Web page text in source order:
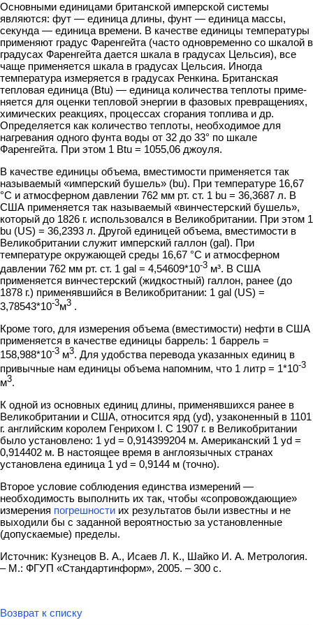
Основными единицами британской имперской системы
являются: фут — единица длины, фунт — единица массы,
секунда — единица времени. В качестве единицы температуры
применяют градус Фаренгейта (часто одновременно со шкалой в
градусах Фаренгейта дается шкала в градусах Цельсия), все
чаще приме­няется шкала в градусах Цельсия. Иногда
температура измеряется в градусах Ренкина. Британская
тепловая единица (Btu) — единица количества теплоты приме­
няется для оценки тепловой энергии в фазовых превращениях,
химических реак­циях, процессах сгорания топлива и др.
Определяется как количество теплоты, необходимое для
нагревания одного фунта воды от 32 до 33° по шкале
Фаренгейта. При этом 1 Btu = 1055,06 джоуля.
В качестве единицы объема, вместимости применяется так
называемый «имперский бушель» (bu). При температуре 16,67
°С и атмосферном давлении 762 мм рт. ст. 1 bu = 36,3687 л. В
США применяется так называемый «винчестер­ский бушель»,
который до 1826 г. использовался в Великобритании. При этом 1
bu (US) = 36,2393 л. Другой единицей объема, вместимости в
Великобритании служит имперский галлон (gal). При
температуре окружающей среды 16,67 °С и атмосферном
давлении 762 мм рт. ст. 1 gal = 4,54609*10-3 м³. В США
применяется винчестерский (жидкостный) галлон, ранее (до
1878 г.) применявшийся в Вели­кобритании: 1 gal (US) =
3,78543*10-3м3 .
Кроме того, для измерения объема (вместимости) нефти в США
применя­ется в качестве единицы баррель: 1 баррель =
158,988*10-3 м3. Для удобства перевода указанных единиц в
привычные нам единицы объема напомним, что 1 литр = 1*10-3
м3.
К одной из основных единиц длины, применявшихся ранее в
Великобрита­нии и США, относится ярд (yd), узаконенный в 1101
г. английским королем Генрихом I. С 1907 г. в Великобритании
было установлено: 1 yd = 0,914399204 м. Американский 1 yd =
0,914402 м. В настоящее время в англоязычных странах
установлена единица 1 yd = 0,9144 м (точно).
Второе условие соблюдения единства измерений —
необходимость выполнить их так, чтобы «сопровождающие»
измерения погрешности их результатов были известны и не
выходили бы с заданной вероятностью за установленные
(допуска­емые) пределы.
Источник: Кузнецов В. А., Исаев Л. К., Шайко И. А. Метрология.
– М.: ФГУП «Стандартинформ», 2005. – 300 с.
Возврат к списку